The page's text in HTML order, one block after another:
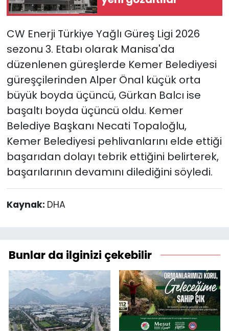
CW Enerji Türkiye Yağlı Güreş Ligi 2026
sezonu 3. Etabı olarak Manisa'da
düzenlenen güreşlerde Kemer Belediyesi
güreşçilerinden Alper Önal küçük orta
büyük boyda üçüncü, Gürkan Balcı ise
başaltı boyda üçüncü oldu. Kemer
Belediye Başkanı Necati Topaloğlu,
Kemer Belediyesi pehlivanlarını elde ettiği
başarıdan dolayı tebrik ettiğini belirterek,
başarılarının devamını dilediğini söyledi.
Kaynak: DHA
Bunlar da ilginizi çekebilir